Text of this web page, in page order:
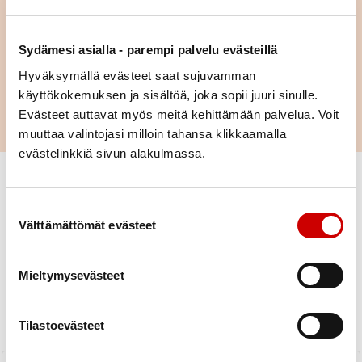
Sydämesi asialla - parempi palvelu evästeillä
Hyväksymällä evästeet saat sujuvamman
käyttökokemuksen ja sisältöä, joka sopii juuri sinulle.
Evästeet auttavat myös meitä kehittämään palvelua. Voit
muuttaa valintojasi milloin tahansa klikkaamalla
evästelinkkiä sivun alakulmassa.
Välttämättömät evästeet
Mieltymysevästeet
Tilastoevästeet
Teemme myös retkiä ja lomasia ( pari vuorokautta ) tarpeen
mukaan.
LUE LISÄÄ
Uutiset
Yhdistys KAIKKI UUTISET